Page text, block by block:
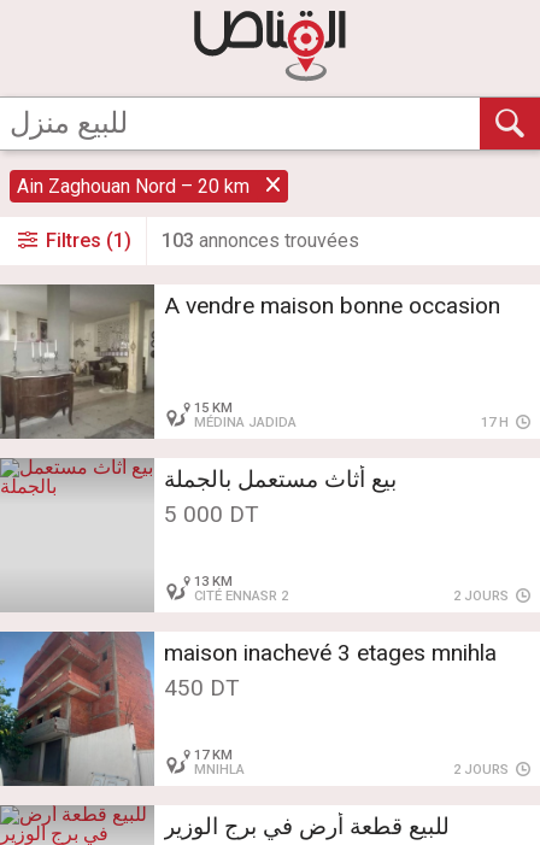
Ain Zaghouan Nord – 20 km
Filtres (1) 103 annonces trouvées
A vendre maison bonne occasion
15 KM
MÉDINA JADIDA
17 H
بيع أثاث مستعمل بالجملة
5 000 DT
13 KM
CITÉ ENNASR 2
2 JOURS
maison inachevé 3 etages mnihla
450 DT
17 KM
MNIHLA
2 JOURS
للبيع قطعة أرض في برج الوزير